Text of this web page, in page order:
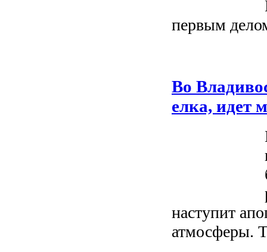
первым
Во
елка, идет
наступит
атмосферы.